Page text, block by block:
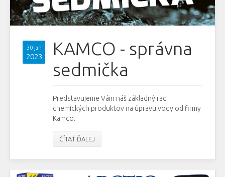
30 jan
2023
KAMCO - správna
sedmička
Predstavujeme Vám náš základný rad
chemických produktov na úpravu vody od firmy
Kamco.
ČÍTAŤ ĎALEJ